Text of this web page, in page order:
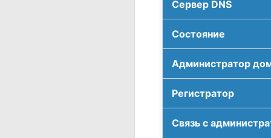
Сервер DNS
Соcтояние
Администратор
Регистратор
Связь с